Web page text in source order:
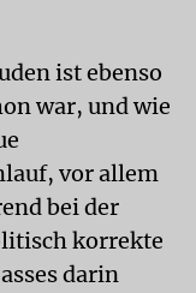
ist ebenso
war, und wie
vor allem
bei der
korrekte
darin